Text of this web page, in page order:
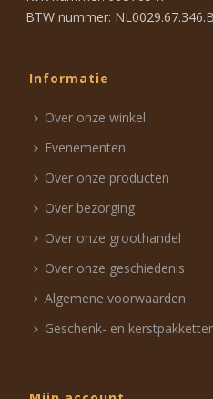
BTW nummer:
Informatie
Over onze winkel
Evenementen
Over onze producten
Over bezorging
Over onze groothandel
Over onze geschiedenis
Algemene voorwaarden
Geschenk- en